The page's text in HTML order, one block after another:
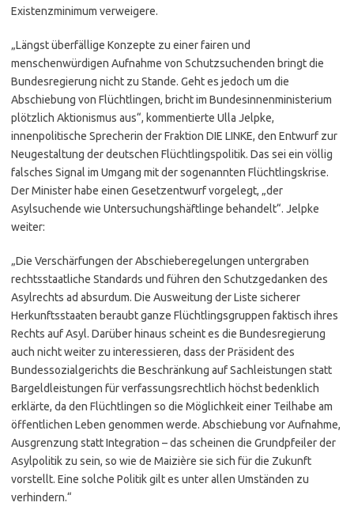
Existenzminimum verweigere.
„Längst überfällige Konzepte zu einer fairen und
menschenwürdigen Aufnahme von Schutzsuchenden bringt die
Bundesregierung nicht zu Stande. Geht es jedoch um die
Abschiebung von Flüchtlingen, bricht im Bundesinnenministerium
plötzlich Aktionismus aus“, kommentierte Ulla Jelpke,
innenpolitische Sprecherin der Fraktion DIE LINKE, den Entwurf zur
Neugestaltung der deutschen Flüchtlingspolitik. Das sei ein völlig
falsches Signal im Umgang mit der sogenannten Flüchtlingskrise.
Der Minister habe einen Gesetzentwurf vorgelegt, „der
Asylsuchende wie Untersuchungshäftlinge behandelt“. Jelpke
weiter:
„Die Verschärfungen der Abschieberegelungen untergraben
rechtsstaatliche Standards und führen den Schutzgedanken des
Asylrechts ad absurdum. Die Ausweitung der Liste sicherer
Herkunftsstaaten beraubt ganze Flüchtlingsgruppen faktisch ihres
Rechts auf Asyl. Darüber hinaus scheint es die Bundesregierung
auch nicht weiter zu interessieren, dass der Präsident des
Bundessozialgerichts die Beschränkung auf Sachleistungen statt
Bargeldleistungen für verfassungsrechtlich höchst bedenklich
erklärte, da den Flüchtlingen so die Möglichkeit einer Teilhabe am
öffentlichen Leben genommen werde. Abschiebung vor Aufnahme,
Ausgrenzung statt Integration – das scheinen die Grundpfeiler der
Asylpolitik zu sein, so wie de Maizière sie sich für die Zukunft
vorstellt. Eine solche Politik gilt es unter allen Umständen zu
verhindern.“